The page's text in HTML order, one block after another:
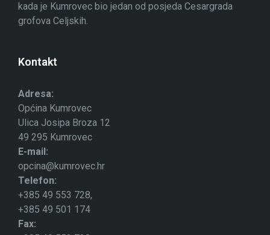
kada je Kumrovec bio jedan od posjeda Cesargrada
grofova Celjskih.
Kontakt
Adresa:
Općina Kumrovec
Ulica Josipa Broza 12
49 295 Kumrovec
E-mail:
opcina@kumrovec.hr
Telefon:
+385 49 553 728,
+385 49 501 174
Fax: